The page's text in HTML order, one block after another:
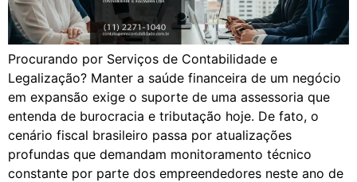
Procurando por Serviços de Contabilidade e
Legalização? Manter a saúde financeira de um negócio
em expansão exige o suporte de uma assessoria que
entenda de burocracia e tributação hoje. De fato, o
cenário fiscal brasileiro passa por atualizações
profundas que demandam monitoramento técnico
constante por parte dos empreendedores neste ano de